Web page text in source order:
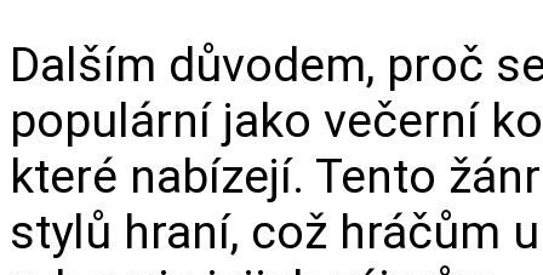
Dalším důvodem, proč
populární jako večerní
které nabízejí. Tento
stylů hraní, což hráčům